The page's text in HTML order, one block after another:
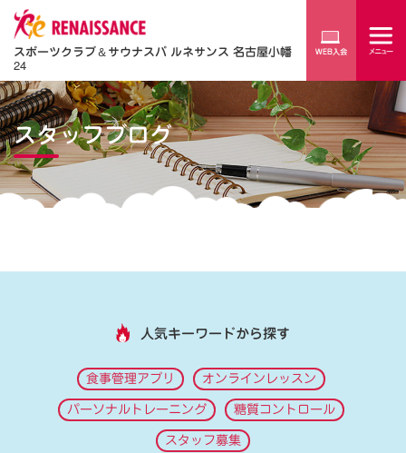
スポーツクラブ＆サウナスパ ルネサンス 名古屋小幡
24
スタッフブログ
人気キーワードから探す
食事管理アプリ オンラインレッスン
パーソナルトレーニング 糖質コントロール
スタッフ募集